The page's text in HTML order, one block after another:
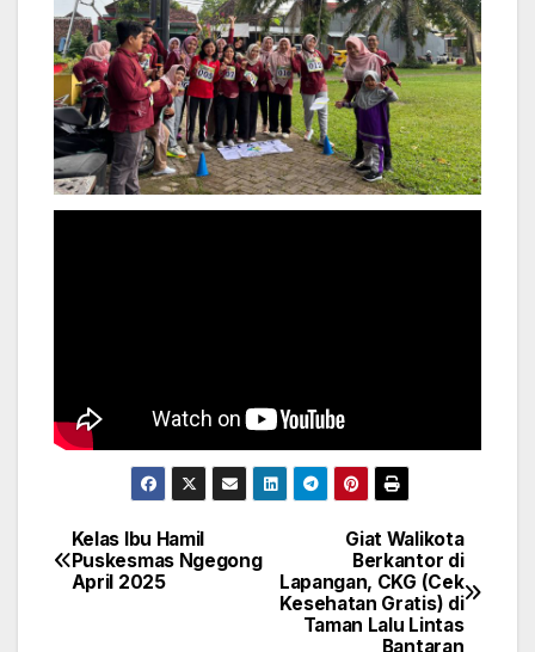
Post
navigation
Giat Walikota
Berkantor di
Lapangan, CKG (Cek
Kesehatan Gratis) di
Taman Lalu Lintas
Bantaran
Kelas Ibu Hamil
Puskesmas Ngegong
April 2025